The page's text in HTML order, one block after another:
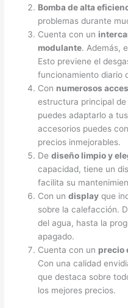
Bomba de alta
problemas durante
Cuenta con un
modulante. Además,
Esto previene el
funcionamiento diario
Con numerosos
estructura principal
puedes adaptarlo a
accesorios puedes
precios inmejorables.
Dediseño limpio y
capacidad, tiene un
facilita su
Con undisplay que
sobre la calefacción.
del agua, hasta la
apagado.
Cuenta con un precio
Con una calidad
que destaca sobre
los mejores precios.